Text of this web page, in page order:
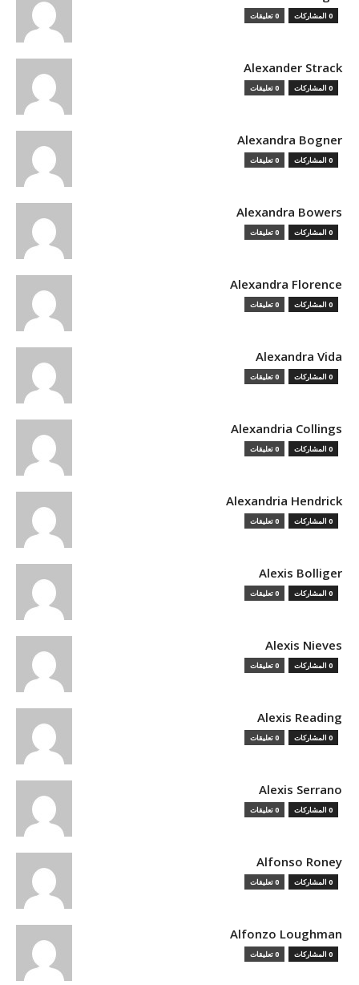
0 المشاركات 0 تعليقات
Alexander Strack
0 المشاركات 0 تعليقات
Alexandra Bogner
0 المشاركات 0 تعليقات
Alexandra Bowers
0 المشاركات 0 تعليقات
Alexandra Florence
0 المشاركات 0 تعليقات
Alexandra Vida
0 المشاركات 0 تعليقات
Alexandria Collings
0 المشاركات 0 تعليقات
Alexandria Hendrick
0 المشاركات 0 تعليقات
Alexis Bolliger
0 المشاركات 0 تعليقات
Alexis Nieves
0 المشاركات 0 تعليقات
Alexis Reading
0 المشاركات 0 تعليقات
Alexis Serrano
0 المشاركات 0 تعليقات
Alfonso Roney
0 المشاركات 0 تعليقات
Alfonzo Loughman
0 المشاركات 0 تعليقات